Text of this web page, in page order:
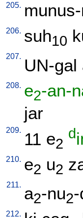
205.
206. suh10
207. UN-gal
208. e2-an-
jar
209. 11 e2
d
210. e2 u2
211. a2-nu2
212.